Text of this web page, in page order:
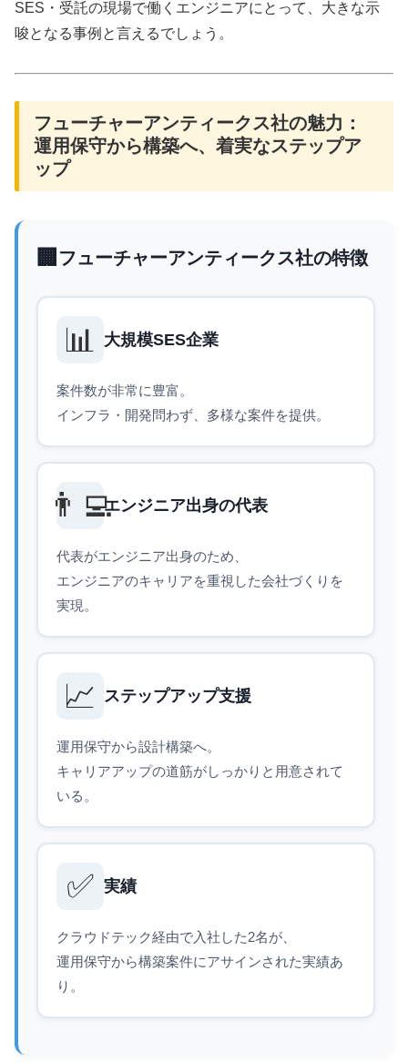
SES・受託の現場で働くエンジニアにとって、大きな示
唆となる事例と言えるでしょう。
フューチャーアンティークス社の魅力：
運用保守から構築へ、着実なステップア
ップ
🏢 フューチャーアンティークス社の特徴
📊 大規模SES企業
案件数が非常に豊富。
インフラ・開発問わず、多様な案件を提供。
👨‍💻エンジニア出身の代表
代表がエンジニア出身のため、
エンジニアのキャリアを重視した会社づくりを
実現。
📈 ステップアップ支援
運用保守から設計構築へ。
キャリアアップの道筋がしっかりと用意されて
いる。
✅ 実績
クラウドテック経由で入社した2名が、
運用保守から構築案件にアサインされた実績あ
り。